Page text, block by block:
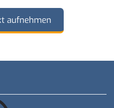
aufnehmen